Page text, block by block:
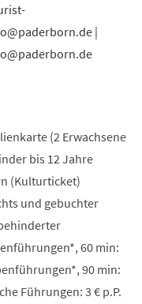
|
(2 Erwachsene
bis 12 Jahre
(Kulturticket)
und gebuchter
60 min:
90 min:
Führungen: 3 € p.P.